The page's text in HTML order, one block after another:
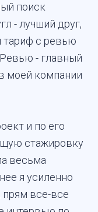
поиск
- лучший друг,
тариф с ревью
Ревью - главный
моей компании
и по его
стажировку
весьма
я усиленно
прям все-все